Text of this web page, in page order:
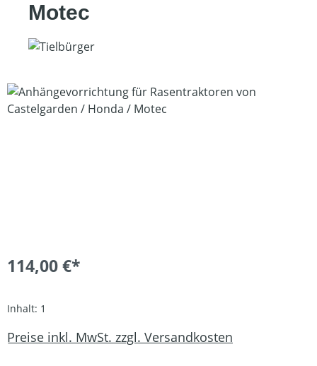
Motec
Bildergalerie überspringen
114,00 €*
Inhalt: 1
Preise inkl. MwSt. zzgl. Versandkosten